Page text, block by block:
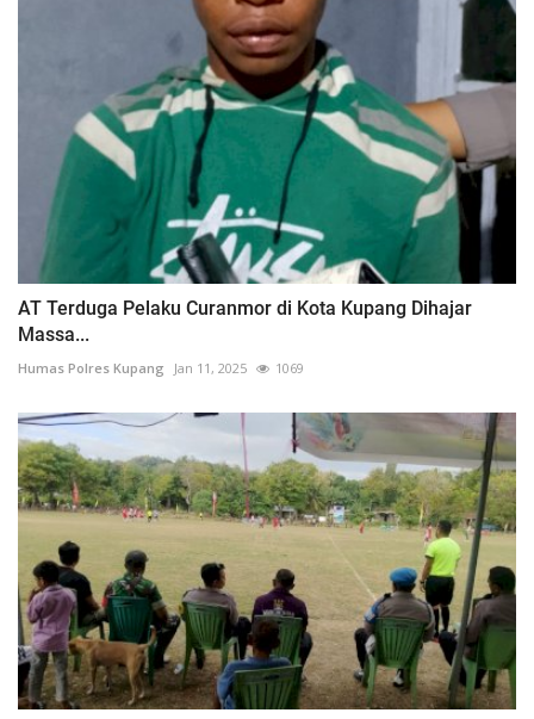
AT Terduga Pelaku Curanmor di Kota Kupang Dihajar
Massa...
Humas Polres Kupang Jan 11, 2025 1069